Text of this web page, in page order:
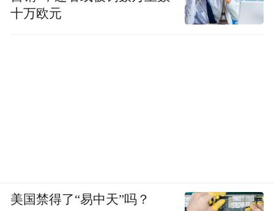
十万欧元
美国禁得了“易中天”吗？